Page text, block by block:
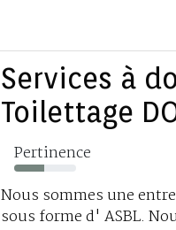
Services à
Toilettage
Pertinence
48%
Nous sommes une
sous forme d' ASBL.